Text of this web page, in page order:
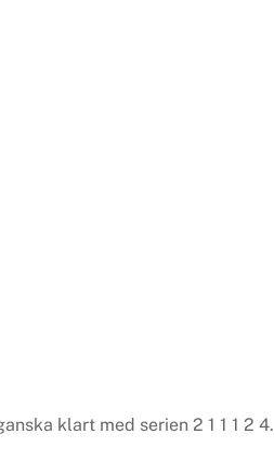
klart med serien 2 1 1 1 2 4.